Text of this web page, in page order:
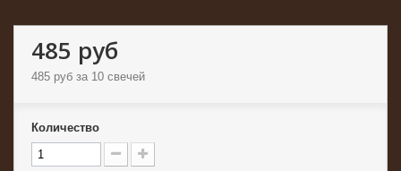
485 руб
485 руб за 10 свечей
Количество